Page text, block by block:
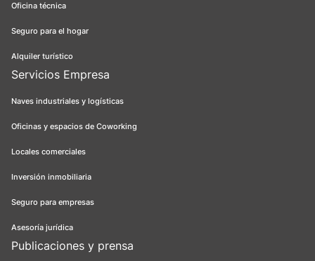
Oficina técnica
Seguro para el hogar
Alquiler turístico
Servicios Empresa
Naves industriales y logísticas
Oficinas y espacios de Coworking
Locales comerciales
Inversión inmobiliaria
Seguro para empresas
Asesoría jurídica
Publicaciones y prensa